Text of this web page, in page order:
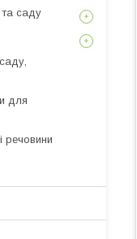
саду
для
речовини